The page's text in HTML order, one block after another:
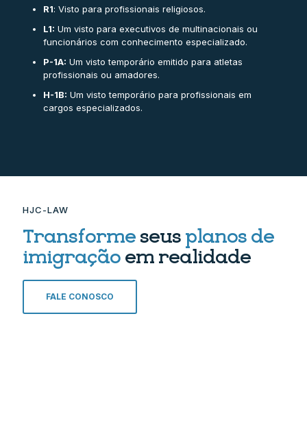
R1: Visto para profissionais religiosos.
L1: Um visto para executivos de multinacionais ou
funcionários com conhecimento especializado.
P-1A: Um visto temporário emitido para atletas
profissionais ou amadores.
H-1B: Um visto temporário para profissionais em
cargos especializados.
HJC-LAW
Transformeseusplanos de
imigraçãoem realidade
FALE CONOSCO